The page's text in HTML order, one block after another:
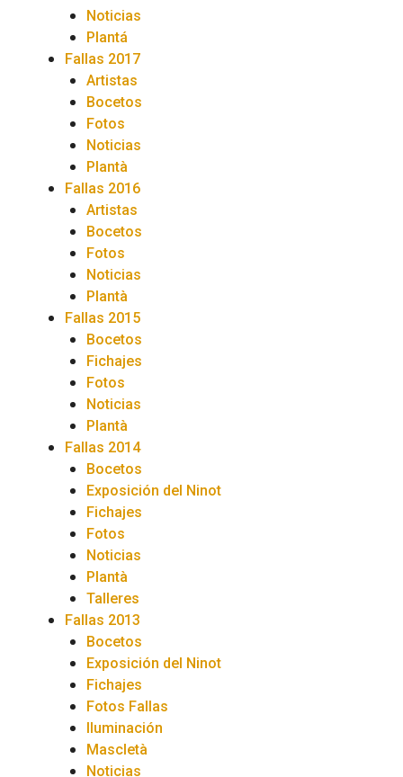
Noticias
Plantá
Fallas 2017
Artistas
Bocetos
Fotos
Noticias
Plantà
Fallas 2016
Artistas
Bocetos
Fotos
Noticias
Plantà
Fallas 2015
Bocetos
Fichajes
Fotos
Noticias
Plantà
Fallas 2014
Bocetos
Exposición del Ninot
Fichajes
Fotos
Noticias
Plantà
Talleres
Fallas 2013
Bocetos
Exposición del Ninot
Fichajes
Fotos Fallas
Iluminación
Mascletà
Noticias